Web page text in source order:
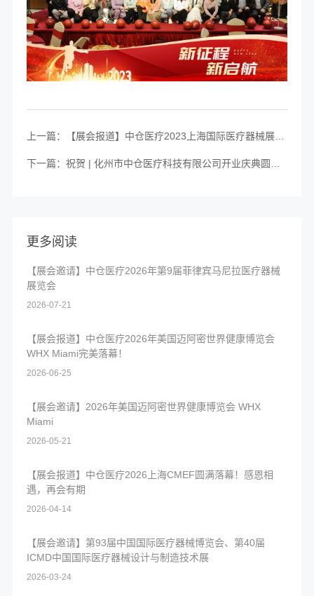
上一篇：【展会报道】中仓医疗2023上海国际医疗器械展览会圆满落幕！
更多阅读
【展会邀请】中仓医疗2026年第9届菲律宾马尼拉医疗器械
展览会
2026-07-21
【展会报道】中仓医疗2026年美国迈阿密世界健康博览会
WHX Miami完美落幕！
2026-06-25
【展会邀请】2026年美国迈阿密世界健康博览会 WHX
Miami
2026-05-21
【展会报道】中仓医疗2026上海CMEF圆满落幕！感恩相
遇，再会有期
2026-04-14
【展会邀请】第93届中国国际医疗器械博览会、第40届
ICMD中国国际医疗器械设计与制造技术展
2026-03-24